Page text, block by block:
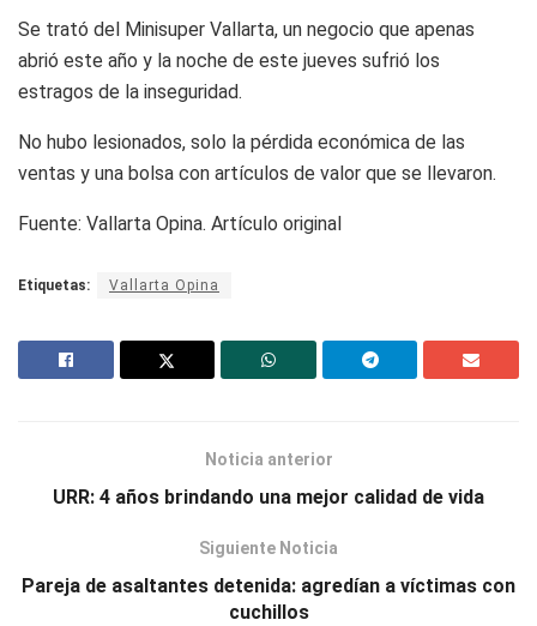
Se trató del Minisuper Vallarta, un negocio que apenas
abrió este año y la noche de este jueves sufrió los
estragos de la inseguridad.
No hubo lesionados, solo la pérdida económica de las
ventas y una bolsa con artículos de valor que se llevaron.
Fuente: Vallarta Opina. Artículo original
Etiquetas: Vallarta Opina
Noticia anterior
URR: 4 años brindando una mejor calidad de vida
Siguiente Noticia
Pareja de asaltantes detenida: agredían a víctimas con
cuchillos